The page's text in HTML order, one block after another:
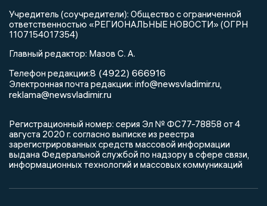
Учредитель (соучредители): Общество с ограниченной
ответственностью «РЕГИОНАЛЬНЫЕ НОВОСТИ» (ОГРН
1107154017354)
Главный редактор: Мазов С. А.
Телефон редакции:8 (4922) 666916
Электронная почта редакции: info@newsvladimir.ru
reklama@newsvladimir.ru
Регистрационный номер: серия Эл № ФС77-78858 от 4
августа 2020 г. согласно выписке из реестра
зарегистрированных средств массовой информации
выдана Федеральной службой по надзору в сфере связи,
информационных технологий и массовых коммуникаций